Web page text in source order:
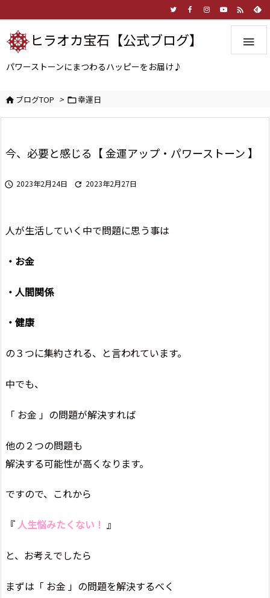


ヒラオカ宝石【公式ブログ】
パワーストーンにまつわるハッピーをお届け♪
ブログTOP > 幸運日
今、必要と感じる【 金運アップ・パワーストーン 】
 2023年2月24日  2023年2月27日
人が生活していく中で問題に思う事は
・ お金
・ 人間関係
・ 健康
の３つに集約される、と言われています。
中でも、
「 お金 」の問題が解決すれば
他の２つの問題も
解決する可能性が高くなります。
ですので、これから
『人生悩みたくない！ 』
と、お考えでしたら
まずは「 お金 」の問題を解決するべく